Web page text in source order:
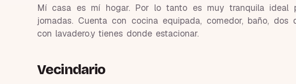
Mí casa es mí hogar. Por lo tanto es muy tranquila ideal
jornadas. Cuenta con cocina equipada, comedor, baño, dos
con lavadero.y tienes donde estacionar.
Vecindario